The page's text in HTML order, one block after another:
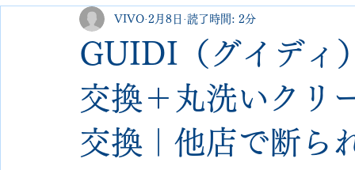
george cleverley Christian louboutin
new balance jimmy choo クリーニング•撥水コーテ
edward green george cox hermes
GUIDI（グイディ
交換＋丸洗いクリ
交換｜他店で断ら
VIVO 2月8日 読了時間: 2分